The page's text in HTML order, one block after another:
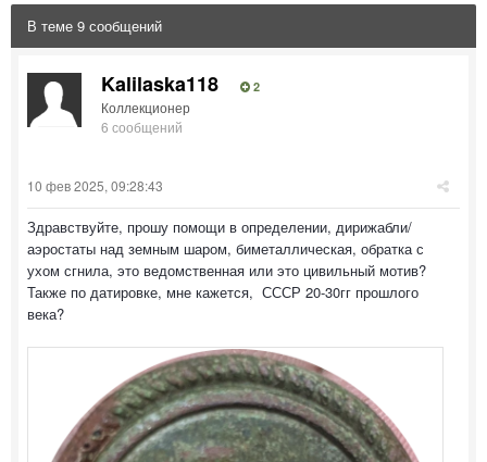
В теме 9 сообщений
Kalilaska118 2
Коллекционер
6 сообщений
10 фев 2025, 09:28:43
Здравствуйте, прошу помощи в определении, дирижабли/
аэростаты над земным шаром, биметаллическая, обратка с
ухом сгнила, это ведомственная или это цивильный мотив?
Также по датировке, мне кажется, СССР 20-30гг прошлого
века?